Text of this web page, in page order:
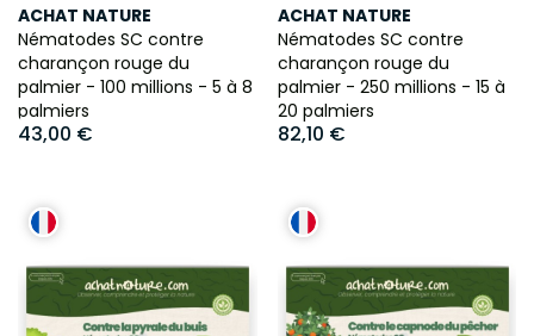
ACHAT NATURE
Nématodes SC contre
charançon rouge du
palmier - 100 millions - 5 à 8
palmiers
43,00 €
ACHAT NATURE
Nématodes SC contre
charançon rouge du
palmier - 250 millions - 15 à
20 palmiers
82,10 €